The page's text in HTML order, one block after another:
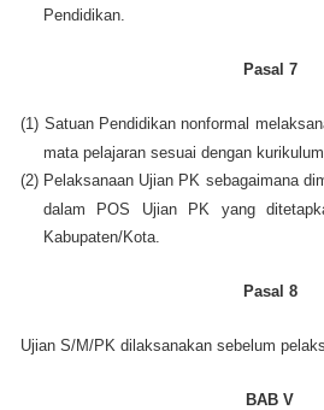
Pendidikan.
Pasal 7
(1) Satuan Pendidikan nonformal
mata pelajaran sesuai dengan
(2) Pelaksanaan Ujian PK sebagaimana
dalam POS Ujian PK yang
Kabupaten/Kota.
Pasal 8
Ujian S/M/PK dilaksanakan sebelum
BAB V